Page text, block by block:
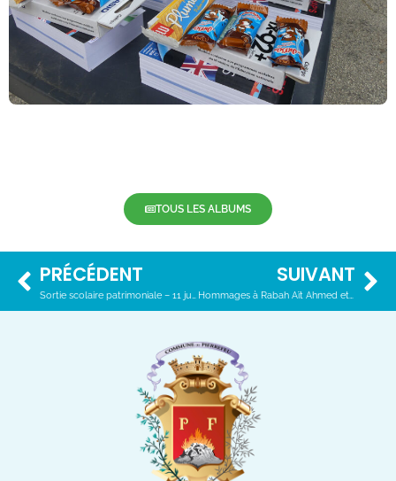
TOUS LES ALBUMS
PRÉCÉDENT
Sortie scolaire patrimoniale – 11 juin 2021
SUIVANT
Hommages à Rabah Aït Ahmed et André Luglia – 18 juin 2021